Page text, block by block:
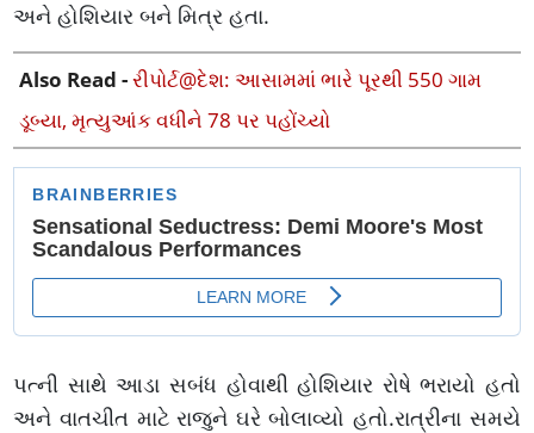
અને હોશિયાર બને મિત્ર હતા.
Also Read -રીપોર્ટ@દેશ: આસામમાં ભારે પૂરથી 550 ગામ
ડૂબ્યા, મૃત્યુઆંક વધીને 78 પર પહોંચ્યો
પત્ની સાથે આડા સબંધ હોવાથી હોશિયાર રોષે ભરાયો હતો
અને વાતચીત માટે રાજુને ઘરે બોલાવ્યો હતો.રાત્રીના સમયે